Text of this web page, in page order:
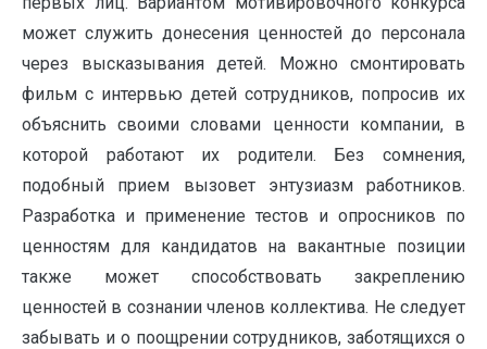
может служить донесения ценностей до персонала
через высказывания детей. Можно смонтировать
фильм с интервью детей сотрудников, попросив их
объяснить своими словами ценности компании, в
которой работают их родители. Без сомнения,
подобный прием вызовет энтузиазм работников.
Разработка и применение тестов и опросников по
ценностям для кандидатов на вакантные позиции
также может способствовать закреплению
ценностей в сознании членов коллектива. Не следует
забывать и о поощрении сотрудников, заботящихся о